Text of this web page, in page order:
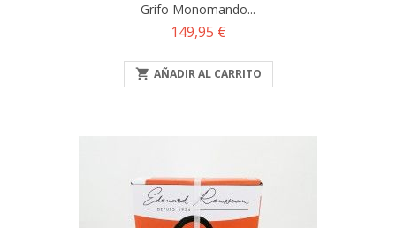
Grifo Monomando...
Precio
149,95 €
 AÑADIR AL CARRITO